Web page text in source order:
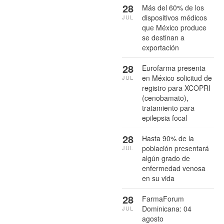
Más del 60% de los
dispositivos médicos
que México produce
se destinan a
exportación
28
JUL
Eurofarma presenta
en México solicitud de
registro para XCOPRI
(cenobamato),
tratamiento para
epilepsia focal
28
JUL
Hasta 90% de la
población presentará
algún grado de
enfermedad venosa
en su vida
28
JUL
FarmaForum
Dominicana: 04
agosto
28
JUL